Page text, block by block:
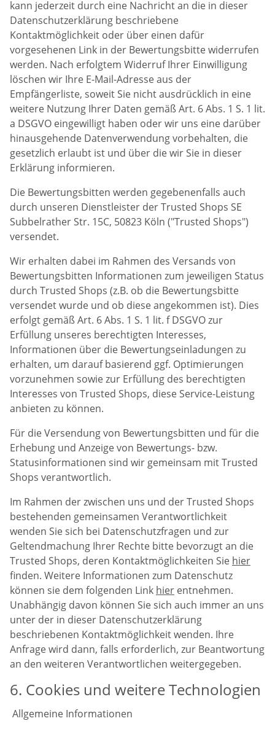
kann jederzeit durch eine Nachricht an die in dieser
Datenschutzerklärung beschriebene
Kontaktmöglichkeit oder über einen dafür
vorgesehenen Link in der Bewertungsbitte widerrufen
werden. Nach erfolgtem Widerruf Ihrer Einwilligung
löschen wir Ihre E-Mail-Adresse aus der
Empfängerliste, soweit Sie nicht ausdrücklich in eine
weitere Nutzung Ihrer Daten gemäß Art. 6 Abs. 1 S. 1 lit.
a DSGVO eingewilligt haben oder wir uns eine darüber
hinausgehende Datenverwendung vorbehalten, die
gesetzlich erlaubt ist und über die wir Sie in dieser
Erklärung informieren.
Die Bewertungsbitten werden gegebenenfalls auch
durch unseren Dienstleister der Trusted Shops SE
Subbelrather Str. 15C, 50823 Köln ("Trusted Shops")
versendet.
Wir erhalten dabei im Rahmen des Versands von
Bewertungsbitten Informationen zum jeweiligen Status
durch Trusted Shops (z.B. ob die Bewertungsbitte
versendet wurde und ob diese angekommen ist). Dies
erfolgt gemäß Art. 6 Abs. 1 S. 1 lit. f DSGVO zur
Erfüllung unseres berechtigten Interesses,
Informationen über die Bewertungseinladungen zu
erhalten, um darauf basierend ggf. Optimierungen
vorzunehmen sowie zur Erfüllung des berechtigten
Interesses von Trusted Shops, diese Service-Leistung
anbieten zu können.
Für die Versendung von Bewertungsbitten und für die
Erhebung und Anzeige von Bewertungs- bzw.
Statusinformationen sind wir gemeinsam mit Trusted
Shops verantwortlich.
Im Rahmen der zwischen uns und der Trusted Shops
bestehenden gemeinsamen Verantwortlichkeit
wenden Sie sich bei Datenschutzfragen und zur
Geltendmachung Ihrer Rechte bitte bevorzugt an die
Trusted Shops, deren Kontaktmöglichkeiten Sie hier
finden. Weitere Informationen zum Datenschutz
können sie dem folgenden Link hier entnehmen.
Unabhängig davon können Sie sich auch immer an uns
unter der in dieser Datenschutzerklärung
beschriebenen Kontaktmöglichkeit wenden. Ihre
Anfrage wird dann, falls erforderlich, zur Beantwortung
an den weiteren Verantwortlichen weitergegeben.
6. Cookies und weitere Technologien
Allgemeine Informationen